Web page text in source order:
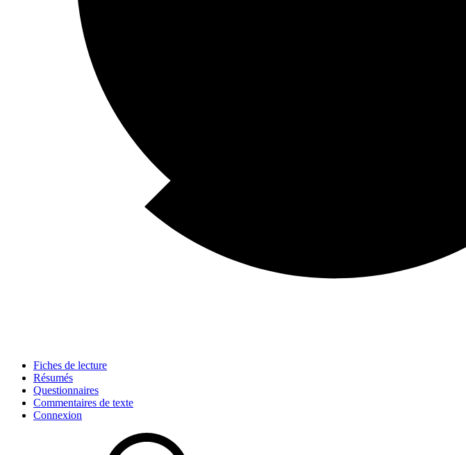
Fiches de lecture
Résumés
Questionnaires
Commentaires de texte
Connexion